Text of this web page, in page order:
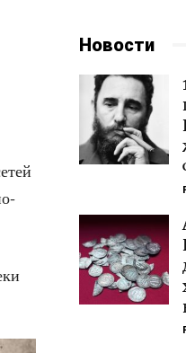
Новости